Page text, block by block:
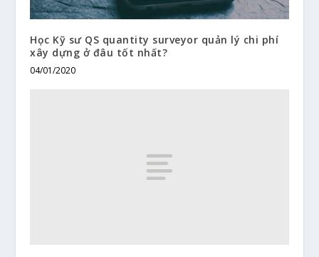
Học Kỹ sư QS quantity surveyor quản lý chi phí
xây dựng ở đâu tốt nhất?
04/01/2020